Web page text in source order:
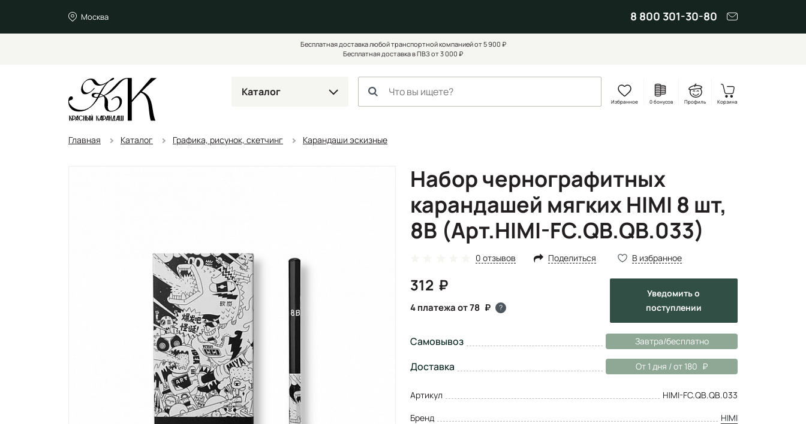
Москва 8 800 301-30-80
Бесплатная доставка любой транспортной компанией от 5 900 ₽
Бесплатная доставка в ПВЗ от 3 000 ₽
Каталог
Избранное 0 бонусов Профиль Корзина
Главная Каталог Графика, рисунок, скетчинг Карандаши эскизные
Набор чернографитных
карандашей мягких HIMI 8 шт,
8B (Арт.HIMI-FC.QB.QB.033)
0 отзывов Поделиться В избранное
312
4 платежа от 78 ?
Уведомитьо
поступлении
Самовывоз Завтра/бесплатно
Доставка От 1 дня / от 180
Артикул
HIMI-FC.QB.QB.033
Бренд
HIMI